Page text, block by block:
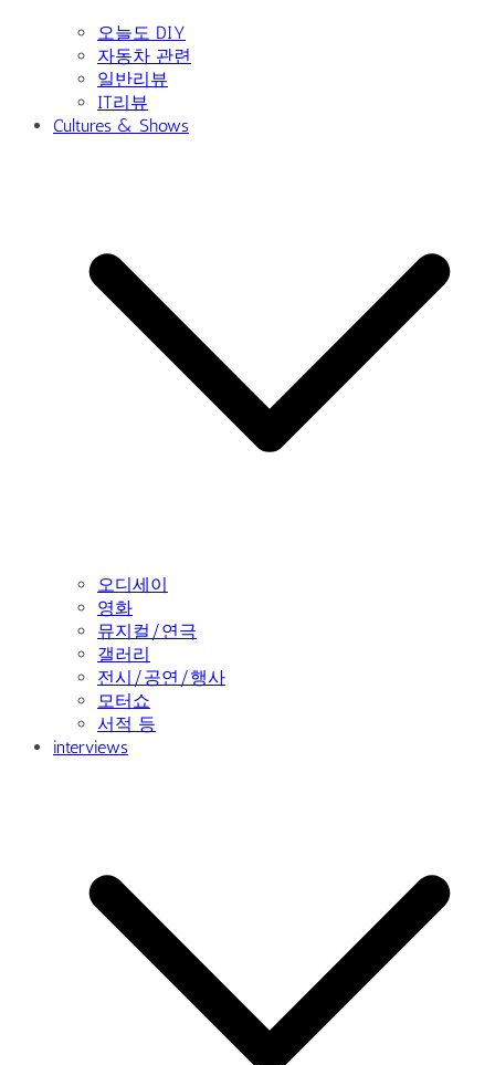
오늘도 DIY
자동차 관련
일반리뷰
IT리뷰
Cultures & Shows
오디세이
영화
뮤지컬/연극
갤러리
전시/공연/행사
모터쇼
서적 등
interviews